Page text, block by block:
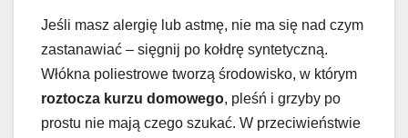
Jeśli masz alergię lub astmę, nie ma się nad czym
zastanawiać – sięgnij po kołdrę syntetyczną.
Włókna poliestrowe tworzą środowisko, w którym
roztocza kurzu domowego, pleśń i grzyby po
prostu nie mają czego szukać. W przeciwieństwie